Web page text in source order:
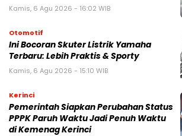
Kamis, 6 Agu 2026 - 16:02 WIB
Otomotif
Ini Bocoran Skuter Listrik Yamaha
Terbaru: Lebih Praktis & Sporty
Kamis, 6 Agu 2026 - 15:10 WIB
Kerinci
Pemerintah Siapkan Perubahan Status
PPPK Paruh Waktu Jadi Penuh Waktu
di Kemenag Kerinci